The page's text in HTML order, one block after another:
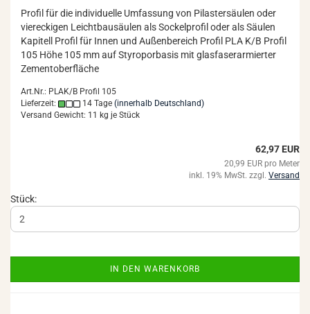
Pro­fil für die in­di­vi­du­el­le Um­fas­sung von Pi­las­ter­säu­len oder
vier­ecki­gen Leicht­bau­säu­len als So­ckel­pro­fil oder als Säu­len
Ka­pi­tell Pro­fil für Innen und Au­ßen­be­reich Pro­fil PLA K/B Pro­fil
105 Höhe 105 mm auf Sty­ro­por­ba­sis mit glas­fa­ser­ar­mier­ter
Ze­ment­ober­flä­che
Art.Nr.: PLAK/B Profil 105
Lieferzeit:
14 Tage (innerhalb Deutschland)
Versand Gewicht: 11 kg je Stück
62,97 EUR
20,99 EUR pro Meter
inkl. 19% MwSt. zzgl. Versand
Stück:
IN DEN WARENKORB